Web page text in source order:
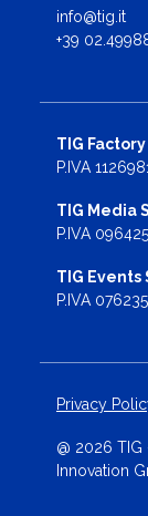
info@tig.it
+39
TIG
P.IVA
TIG Media
P.IVA
TIG Events
P.IVA
Privacy
@ 2026 TIG
Innovation